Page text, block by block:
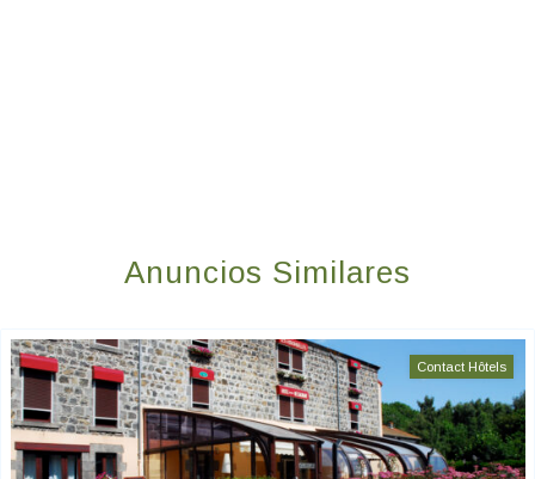
Anuncios Similares
Contact Hôtels